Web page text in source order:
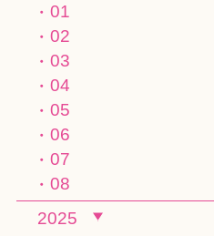
01
02
03
04
05
06
07
08
2025